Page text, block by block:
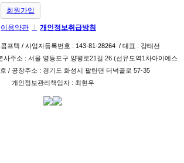
회원가입
이용약관 개인정보취급방침
프텍 / 사업자등록번호 : 143-81-28264 / 대표 : 강태선
사주소 : 서울 영등포구 양평로21길 26­ (선유도역1차아이에스
/ 공장주소 : 경기도 화성시 팔탄면 터넉골로 57-35
개인정보관리책임자 : 최현우